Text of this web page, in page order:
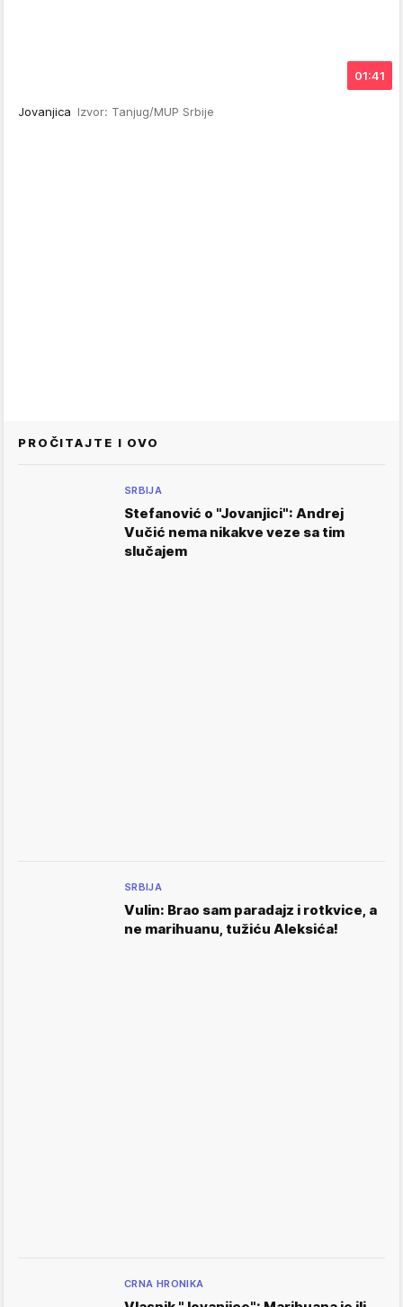
01:41
Jovanjica Izvor: Tanjug/MUP Srbije
PROČITAJTE I OVO
SRBIJA
Stefanović o "Jovanjici": Andrej
Vučić nema nikakve veze sa tim
slučajem
SRBIJA
Vulin: Brao sam paradajz i rotkvice, a
ne marihuanu, tužiću Aleksića!
CRNA HRONIKA